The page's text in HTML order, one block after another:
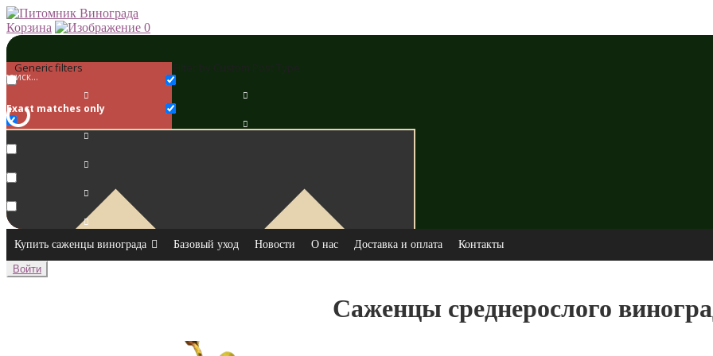
Корзина 0
Generic filters
Exact matches only
Купить саженцы винограда Базовый уход Новости О нас Доставка и оплата Контакты
Войти
Саженцы среднерослого